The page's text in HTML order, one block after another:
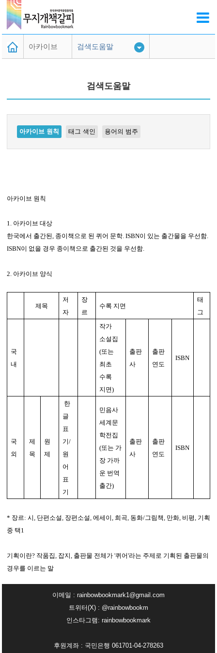
아카이브 검색도움말
검색도움말
검색도움말
아카이브 원칙 태그 색인 용어의 범주
아카이브 원칙
1. 아카이브 대상
한국에서 출간된, 종이책으로 된 퀴어 문학. ISBN이 있는 출간물을 우선함.
ISBN이 없을 경우 종이책으로 출간된 것을 우선함.
2. 아카이브 양식
제목
저
자
장
르
수록 지면
태
그
국
내
작가
소설집
(또는
최초
수록
지면)
출판
사
출판
연도
ISBN
국
외
제
목
원
제
한
글
표
기/
원
어
표
기
민음사
세계문
학전집
(또는 가
장 가까
운 번역
출간)
출판
사
출판
연도
ISBN
* 장르: 시, 단편소설, 장편소설, 에세이, 희곡, 동화/그림책, 만화, 비평, 기획
중 택1
기획이란? 작품집, 잡지, 출판물 전체가 '퀴어'라는 주제로 기획된 출판물의
경우를 이르는 말
이메일 : rainbowbookmark1@gmail.com
트위터(X) : @rainbowbookm
인스타그램: rainbowbookmark
후원계좌 : 국민은행 061701-04-278263